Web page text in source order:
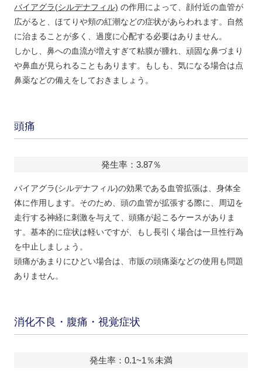
バイアグラ(シルデナフィル) の作用によって、顔付近の血管が
広がると、ほてりや頬の紅潮などの症状があらわれます。自然
に治まることが多く、 過度に心配する必要はありません。
しかし、鼻への血流が増えすぎて粘膜が腫れ、 頑固な鼻づまり
や鼻血が見られることもあります。もしも、気になる場合は点
鼻薬などの備えをしておきましょう。
頭痛
発生率：3.87％
バイアグラ(シルデナフィル)の効果である血管拡張は、身体全
体に作用します。そのため、頭の血管が拡張する際に、周辺を
走行する神経に刺激を与えて、 頭痛が起こるケースがありま
す。基本的に症状は軽いですが、もし長引く場合は一旦性行為
を中止しましょう。
頭痛があまりにひどい場合は、 市販の頭痛薬などの使用も問題
ありません。
消化不良・腹痛・視覚症状
発生率：0.1~1％未満